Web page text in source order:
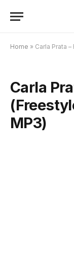
Home » Carla Prata
Carla
MP3)